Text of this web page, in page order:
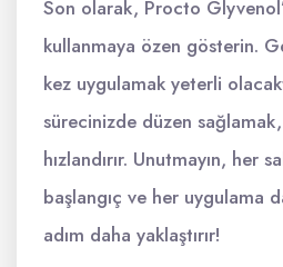
Son olarak, Procto
kullanmaya özen gösterin.
kez uygulamak yeterli
sürecinizde düzen
hızlandırır. Unutmayın, her
başlangıç ve her uygulama
adım daha yaklaştırır!